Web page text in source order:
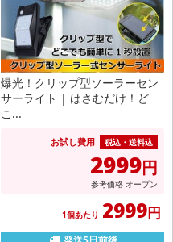
爆光！クリップ型ソーラーセン
サーライト | はさむだけ！ど
こ...
お試し費用 税込・送料込
2999円
参考価格 オープン
1個あたり 2999円